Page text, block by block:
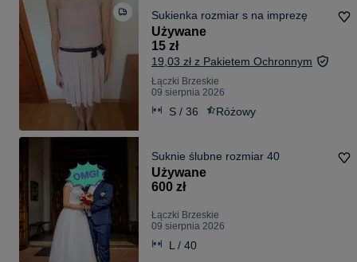
Sukienka rozmiar s na imprezę
Używane
15 zł
19,03 zł z Pakietem Ochronnym
Łączki Brzeskie
09 sierpnia 2026
S / 36 Różowy
Suknie ślubne rozmiar 40
Używane
600 zł
Łączki Brzeskie
09 sierpnia 2026
L / 40